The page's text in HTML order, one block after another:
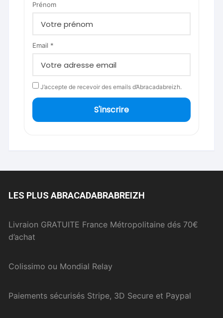
Prénom
Email *
J’accepte de recevoir des emails d’Abracadabreizh.
S'inscrire
LES PLUS ABRACADABRABREIZH
Livraion GRATUITE France Métropolitaine dés 70€
d’achat
Colissimo ou Mondial Relay
Paiements sécurisés Stripe, 3D Secure et Paypal